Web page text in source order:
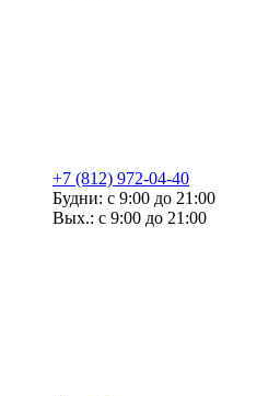
+7 (812) 972-04-40
Будни: с 9:00 до 21:00
Вых.: с 9:00 до 21:00